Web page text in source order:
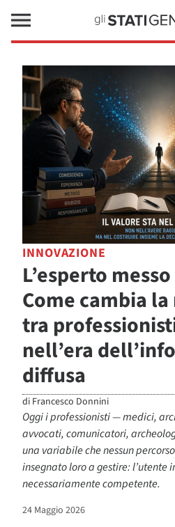
INNOVAZIONE
L’esperto
Come cambia
tra
nell’era
diffusa
di Francesco Donnini
Oggi i professionisti — medici,
avvocati, comunicatori,
una variabile che nessun
insegnato loro a gestire: l’utente
necessariamente competente.
24 Maggio 2026